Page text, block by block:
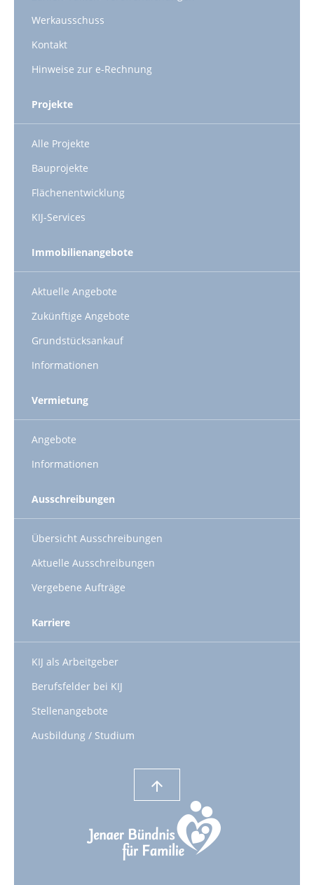
Werkausschuss
Kontakt
Hinweise zur e-Rechnung
Projekte
Alle Projekte
Bauprojekte
Flächenentwicklung
KIJ-Services
Immobilienangebote
Aktuelle Angebote
Zukünftige Angebote
Grundstücksankauf
Informationen
Vermietung
Angebote
Informationen
Ausschreibungen
Übersicht Ausschreibungen
Aktuelle Ausschreibungen
Vergebene Aufträge
Karriere
KIJ als Arbeitgeber
Berufsfelder bei KIJ
Stellenangebote
Ausbildung / Studium
arrow_upward